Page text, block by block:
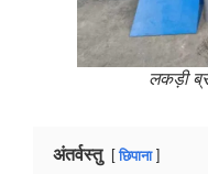
लकड़ी
अंतर्वस्तु छिपाना